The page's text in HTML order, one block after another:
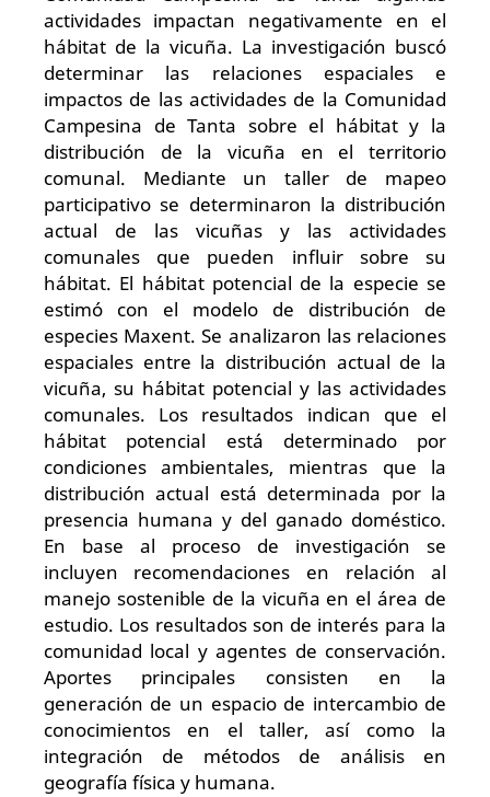
actividades impactan negativamente en el
hábitat de la vicuña. La investigación buscó
determinar las relaciones espaciales e
impactos de las actividades de la Comunidad
Campesina de Tanta sobre el hábitat y la
distribución de la vicuña en el territorio
comunal. Mediante un taller de mapeo
participativo se determinaron la distribución
actual de las vicuñas y las actividades
comunales que pueden influir sobre su
hábitat. El hábitat potencial de la especie se
estimó con el modelo de distribución de
especies Maxent. Se analizaron las relaciones
espaciales entre la distribución actual de la
vicuña, su hábitat potencial y las actividades
comunales. Los resultados indican que el
hábitat potencial está determinado por
condiciones ambientales, mientras que la
distribución actual está determinada por la
presencia humana y del ganado doméstico.
En base al proceso de investigación se
incluyen recomendaciones en relación al
manejo sostenible de la vicuña en el área de
estudio. Los resultados son de interés para la
comunidad local y agentes de conservación.
Aportes principales consisten en la
generación de un espacio de intercambio de
conocimientos en el taller, así como la
integración de métodos de análisis en
geografía física y humana.